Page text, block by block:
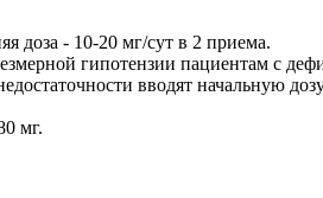
доза - 10-20 мг/сут в 2 приема.
гипотензии пациентам с
вводят начальную
мг.